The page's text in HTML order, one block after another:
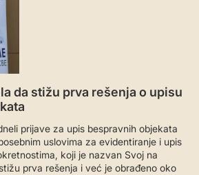
da stižu prva rešenja o upisu
prijave za upis bespravnih objekata
uslovima za evidentiranje i upis
koji je nazvan Svoj na
prva rešenja i već je obrađeno oko